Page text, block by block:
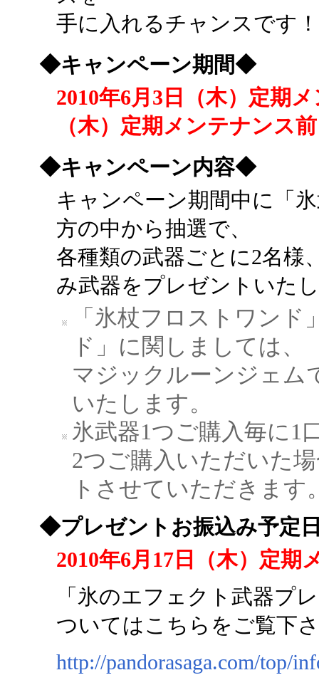
手に入れるチャンスです！
◆キャンペーン期間◆
2010年6月3日（木）定期
（木）定期メンテナンス
◆キャンペーン内容◆
キャンペーン期間中に「
方の中から抽選で、
各種類の武器ごとに2名様
み武器をプレゼントいた
「氷杖フロストワン
ド」に関しましては、
マジックルーンジェム
いたします。
氷武器1つご購入毎に1
2つご購入いただいた
トさせていただきます
◆プレゼントお振込み予定
2010年6月17日（木）定期
「氷のエフェクト武器プ
ついてはこちらをご覧下
http://pandorasaga.com/top/